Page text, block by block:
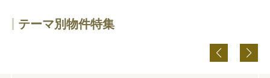
テーマ別物件特集